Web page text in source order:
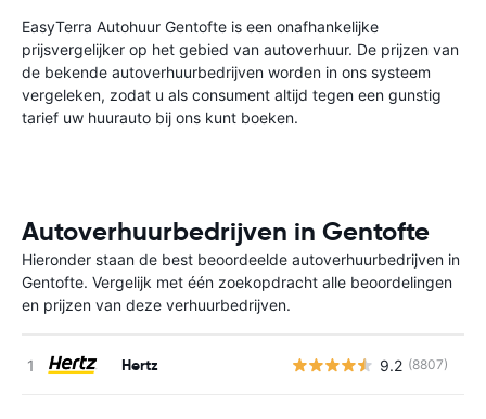
EasyTerra Autohuur Gentofte is een onafhankelijke
prijsvergelijker op het gebied van autoverhuur. De prijzen van
de bekende autoverhuurbedrijven worden in ons systeem
vergeleken, zodat u als consument altijd tegen een gunstig
tarief uw huurauto bij ons kunt boeken.
Autoverhuurbedrijven in Gentofte
Hieronder staan de best beoordeelde autoverhuurbedrijven in
Gentofte. Vergelijk met één zoekopdracht alle beoordelingen
en prijzen van deze verhuurbedrijven.
Hertz 9.2 (8807)